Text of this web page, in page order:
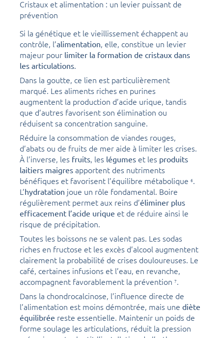
Cristaux et alimentation : un levier puissant de
prévention
Si la génétique et le vieillissement échappent au
contrôle, l’alimentation, elle, constitue un levier
majeur pour limiter la formation de cristaux dans
les articulations.
Dans la goutte, ce lien est particulièrement
marqué. Les aliments riches en purines
augmentent la production d’acide urique, tandis
que d’autres favorisent son élimination ou
réduisent sa concentration sanguine.
Réduire la consommation de viandes rouges,
d’abats ou de fruits de mer aide à limiter les crises.
À l’inverse, les fruits, les légumes et les produits
laitiers maigres apportent des nutriments
bénéfiques et favorisent l’équilibre métabolique 6.
L’hydratation joue un rôle fondamental. Boire
régulièrement permet aux reins d’éliminer plus
efficacement l’acide urique et de réduire ainsi le
risque de précipitation.
Toutes les boissons ne se valent pas. Les sodas
riches en fructose et les excès d’alcool augmentent
clairement la probabilité de crises douloureuses. Le
café, certaines infusions et l’eau, en revanche,
accompagnent favorablement la prévention 7.
Dans la chondrocalcinose, l’influence directe de
l’alimentation est moins démontrée, mais une diète
équilibrée reste essentielle. Maintenir un poids de
forme soulage les articulations, réduit la pression